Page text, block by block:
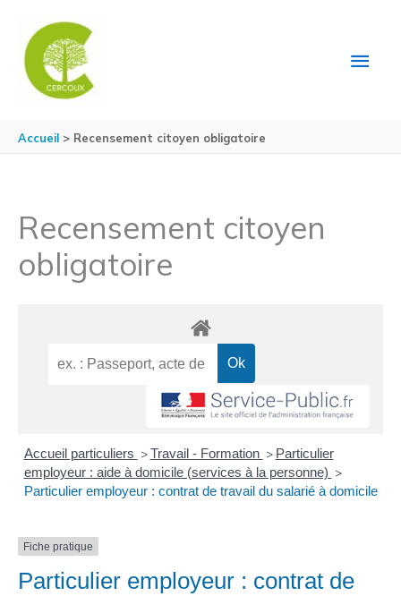
Accueil Recensement citoyen obligatoire
Recensement citoyen
obligatoire
Accueil particuliers > Travail - Formation > Particulier
employeur : aide à domicile (services à la personne) >
Particulier employeur : contrat de travail du salarié à domicile
Fiche pratique
Particulier employeur : contrat de